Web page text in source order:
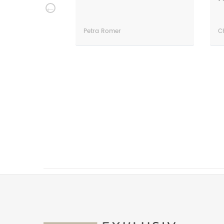
Christian Luebke